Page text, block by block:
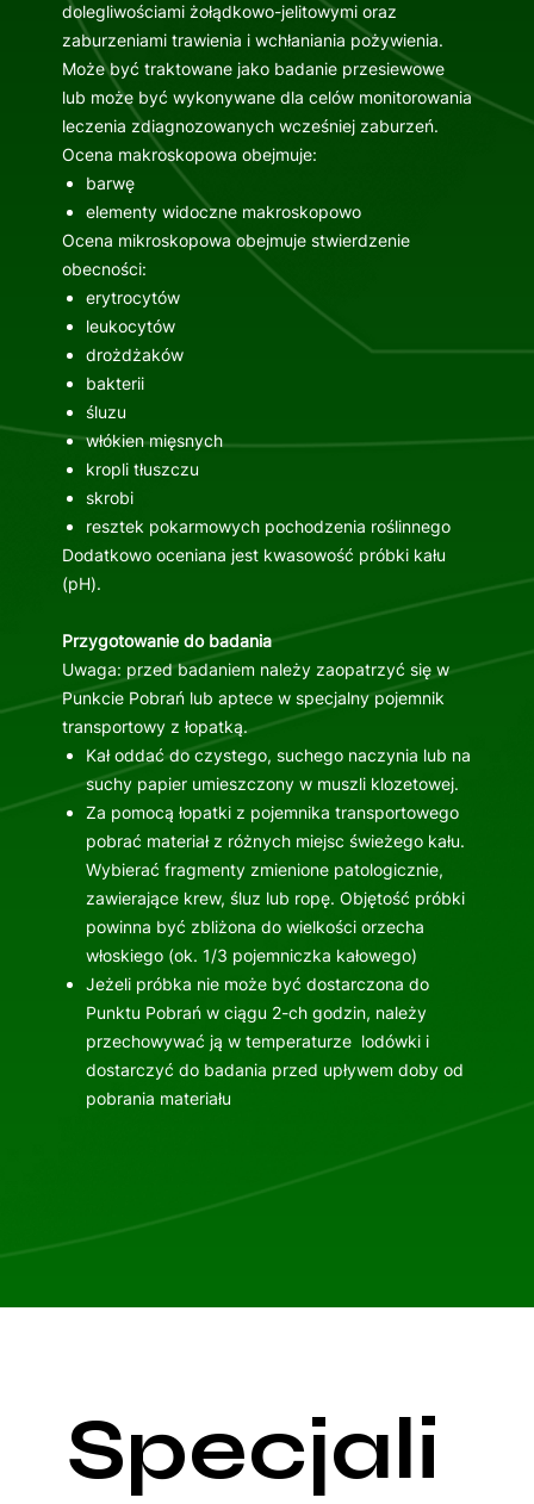
dolegliwościami żołądkowo-jelitowymi oraz
zaburzeniami trawienia i wchłaniania pożywienia.
Może być traktowane jako badanie przesiewowe
lub może być wykonywane dla celów monitorowania
leczenia zdiagnozowanych wcześniej zaburzeń.
Ocena makroskopowa obejmuje:
barwę
elementy widoczne makroskopowo
Ocena mikroskopowa obejmuje stwierdzenie
obecności:
erytrocytów
leukocytów
drożdżaków
bakterii
śluzu
włókien mięsnych
kropli tłuszczu
skrobi
resztek pokarmowych pochodzenia roślinnego
Dodatkowo oceniana jest kwasowość próbki kału
(pH).
Przygotowanie do badania
Uwaga: przed badaniem należy zaopatrzyć się w
Punkcie Pobrań lub aptece w specjalny pojemnik
transportowy z łopatką.
Kał oddać do czystego, suchego naczynia lub na
suchy papier umieszczony w muszli klozetowej.
Za pomocą łopatki z pojemnika transportowego
pobrać materiał z różnych miejsc świeżego kału.
Wybierać fragmenty zmienione patologicznie,
zawierające krew, śluz lub ropę. Objętość próbki
powinna być zbliżona do wielkości orzecha
włoskiego (ok. 1/3 pojemniczka kałowego)
Jeżeli próbka nie może być dostarczona do
Punktu Pobrań w ciągu 2-ch godzin, należy
przechowywać ją w temperaturze lodówki i
dostarczyć do badania przed upływem doby od
pobrania materiału
Specjali